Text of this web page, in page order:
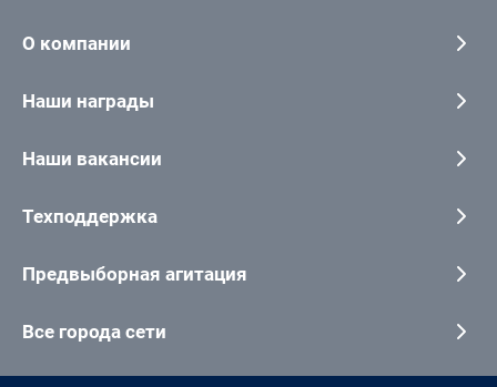
О компании
Наши награды
Наши вакансии
Техподдержка
Предвыборная агитация
Все города сети